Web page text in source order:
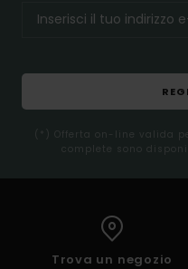
(*) Offerta on-line valida
complete sono
Trova un negozio